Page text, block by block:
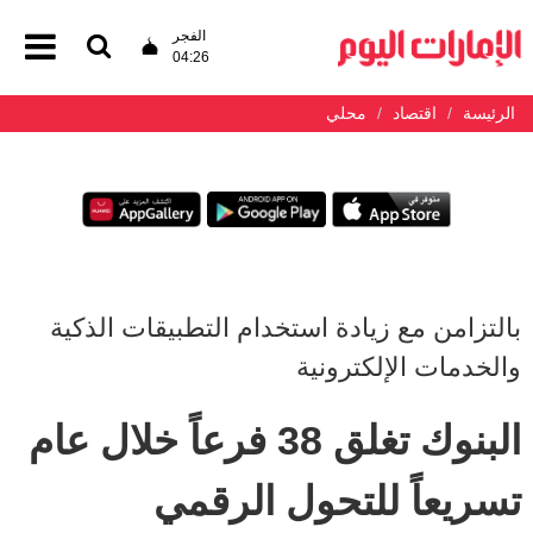
الفجر
04:26
الرئيسة اقتصاد محلي
بالتزامن مع زيادة استخدام التطبيقات الذكية
والخدمات الإلكترونية
البنوك تغلق 38 فرعاً خلال عام
تسريعاً للتحول الرقمي